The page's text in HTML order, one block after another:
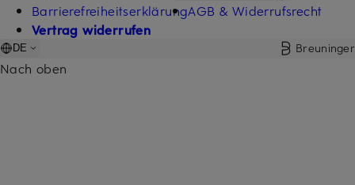
BarrierefreiheitserklärungAGB & Widerrufsrecht
Vertrag widerrufen
DE Breuninger
Nach oben